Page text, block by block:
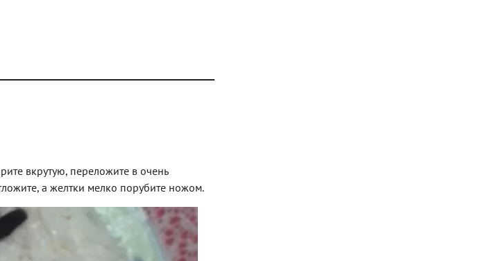
вкрутую, переложите в очень
а желтки мелко порубите ножом.